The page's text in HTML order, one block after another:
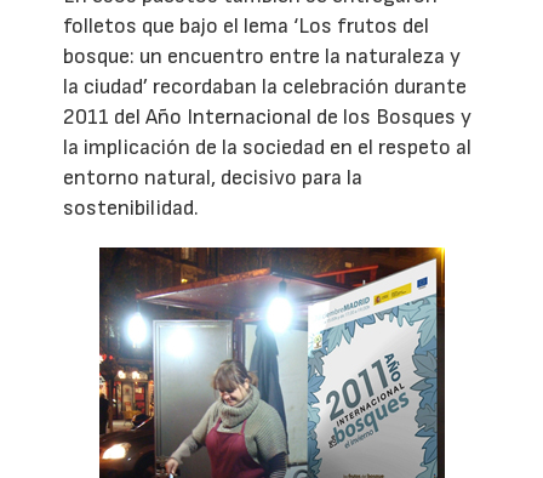
folletos que bajo el lema ‘Los frutos del
bosque: un encuentro entre la naturaleza y
la ciudad’ recordaban la celebración durante
2011 del Año Internacional de los Bosques y
la implicación de la sociedad en el respeto al
entorno natural, decisivo para la
sostenibilidad.